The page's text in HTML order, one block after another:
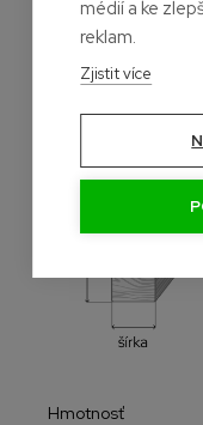
Hmotnosť
médií a ke
reklam.
Zjistit více